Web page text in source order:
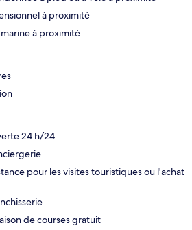
à proximité
à proximité
24 h/24
pour les visites touristiques ou l'achat
de courses gratuit